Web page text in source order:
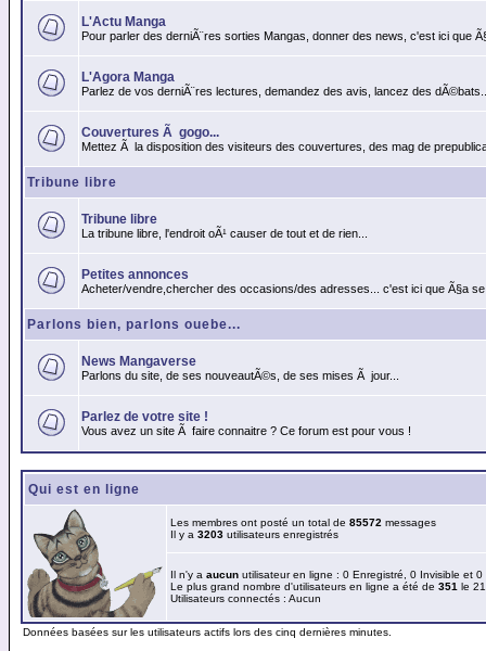
L'Actu Manga
Pour parler des derniÃ¨res sorties Mangas, donner des news, c'est ici que
L'Agora Manga
Parlez de vos derniÃ¨res lectures, demandez des avis, lancez des
Couvertures Ã gogo...
Mettez Ã la disposition des visiteurs des couvertures, des mag de
Tribune libre
Tribune libre
La tribune libre, l'endroit oÃ¹ causer de tout et de rien...
Petites annonces
Acheter/vendre,chercher des occasions/des adresses... c'est ici que Ã§a
Parlons bien, parlons ouebe...
News Mangaverse
Parlons du site, de ses nouveautÃ©s, de ses mises Ã jour...
Parlez de votre site !
Vous avez un site Ã faire connaitre ? Ce forum est pour vous !
Qui est en ligne
Les membres ont posté un total de 85572 messages
Il y a 3203 utilisateurs enregistrés
Il n'y a aucun utilisateur en ligne : 0 Enregistré, 0 Invisible et
Le plus grand nombre d'utilisateurs en ligne a été de 351 le
Utilisateurs connectés : Aucun
Données basées sur les utilisateurs actifs lors des cinq dernières minutes.